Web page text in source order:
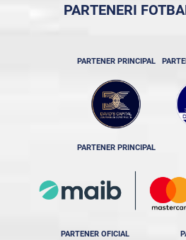
PARTENERI
PARTENER PRINCIPAL
PARTENER PRINCIPAL
PARTENER OFICIAL